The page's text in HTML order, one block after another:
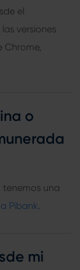
el
versiones
Chrome,
o
tenemos una
Pibank.
mi